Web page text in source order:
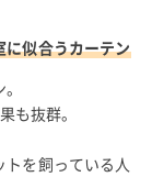
に似合うカーテン
も抜群。
を飼っている人